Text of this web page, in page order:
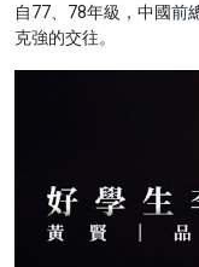
自77、78年級，中國前
克強的交往。